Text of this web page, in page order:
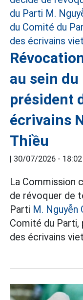
au sein
président
écrivains
Thiều
| 30/07/2026 - 18:02
La Commission
de révoquer de
Parti M. Nguyễn
Comité du
des écrivains